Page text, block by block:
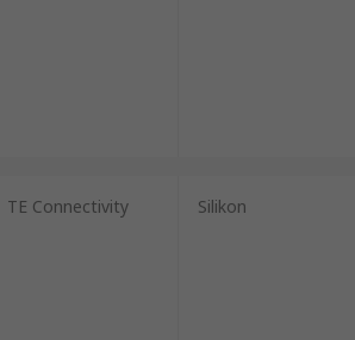
TE Connectivity Silikon